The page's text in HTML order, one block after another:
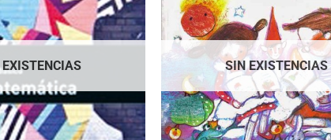
SIN EXISTENCIAS